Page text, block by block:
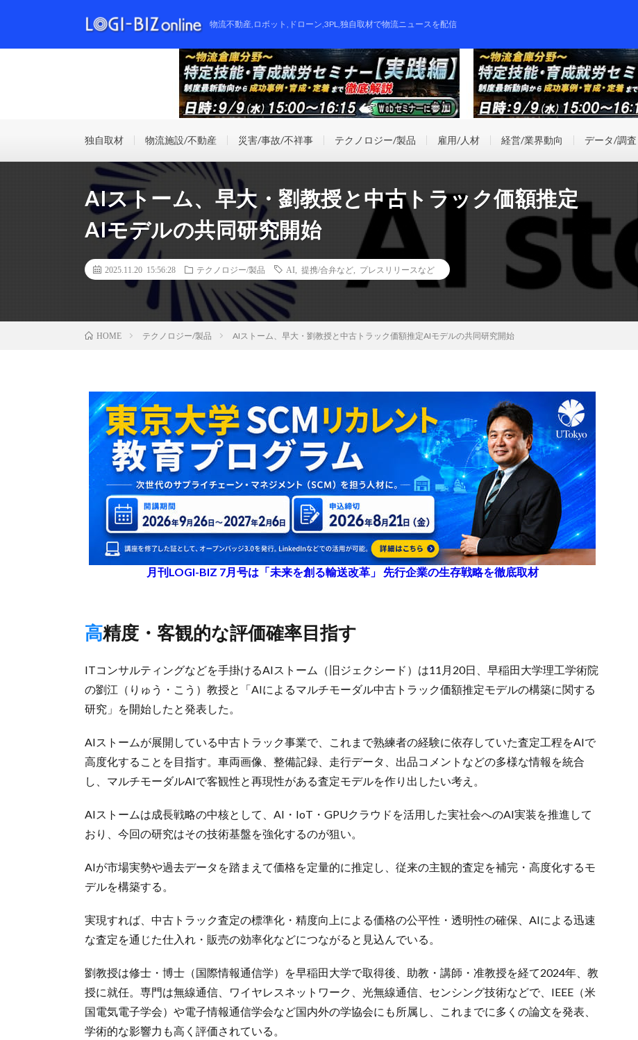
物流不動産,ロボット,ドローン,3PL,独自取材で物流ニュースを配信
独自取材 物流施設/不動産 災害/事故/不祥事 テクノロジー/製品 雇用/人材 経営/業界動向 データ/調査
AIストーム、早大・劉教授と中古トラック価額推定
AIモデルの共同研究開始
2025.11.20 15:56:28 テクノロジー/製品 AI 提携/合弁など プレスリリースなど
HOME テクノロジー/製品 AIストーム、早大・劉教授と中古トラック価額推定AIモデルの共同研究開始
月刊LOGI-BIZ 7月号は「未来を創る輸送改革」 先行企業の生存戦略を徹底取材
高精度・客観的な評価確率目指す
ITコンサルティングなどを手掛けるAIストーム（旧ジェクシード）は11月20日、早稲田大学理工学術院
の劉江（りゅう・こう）教授と「AIによるマルチモーダル中古トラック価額推定モデルの構築に関する
研究」を開始したと発表した。
AIストームが展開している中古トラック事業で、これまで熟練者の経験に依存していた査定工程をAIで
高度化することを目指す。車両画像、整備記録、走行データ、出品コメントなどの多様な情報を統合
し、マルチモーダルAIで客観性と再現性がある査定モデルを作り出したい考え。
AIストームは成長戦略の中核として、AI・IoT・GPUクラウドを活用した実社会へのAI実装を推進して
おり、今回の研究はその技術基盤を強化するのが狙い。
AIが市場実勢や過去データを踏まえて価格を定量的に推定し、従来の主観的査定を補完・高度化するモ
デルを構築する。
実現すれば、中古トラック査定の標準化・精度向上による価格の公平性・透明性の確保、AIによる迅速
な査定を通じた仕入れ・販売の効率化などにつながると見込んでいる。
劉教授は修士・博士（国際情報通信学）を早稲田大学で取得後、助教・講師・准教授を経て2024年、教
授に就任。専門は無線通信、ワイヤレスネットワーク、光無線通信、センシング技術などで、IEEE（米
国電気電子学会）や電子情報通信学会など国内外の学協会にも所属し、これまでに多くの論文を発表、
学術的な影響力も高く評価されている。